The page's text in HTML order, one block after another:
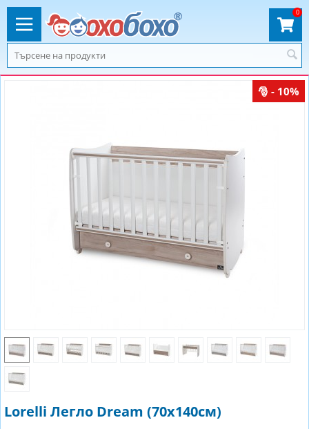
0
- 10%
Lorelli Легло Dream (70х140см)